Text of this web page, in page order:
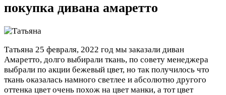
покупка дивана амаретто
Татьяна 25 февраля, 2022 год мы заказали диван
Амаретто, долго выбирали ткань, по совету менеджера
выбрали по акции бежевый цвет, но так получилось что
ткань оказалась намного светлее и абсолютно другого
оттенка цвет очень похож на цвет манки, а тот цвет